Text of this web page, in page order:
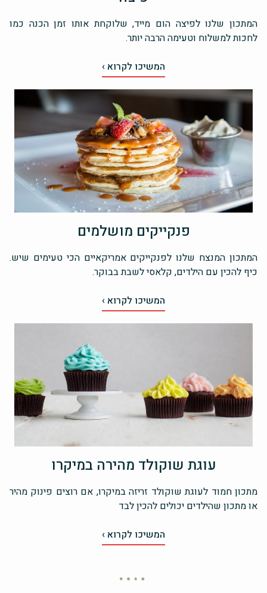
המתכון שלנו לפיצה הום מייד, שלוקחת אותו זמן הכנה כמו
לחכות למשלוח וטעימה הרבה יותר.
המשיכו לקרוא ›
פנקייקים מושלמים
המתכון המנצח שלנו לפנקייקים אמריקאיים הכי טעימים שיש.
כיף להכין עם הילדים, קלאסי לשבת בבוקר.
המשיכו לקרוא ›
עוגת שוקולד מהירה במיקרו
מתכון חמוד לעוגת שוקולד זריזה במיקרו, אם רוצים פינוק מהיר
או מתכון שהילדים יכולים להכין לבד
המשיכו לקרוא ›